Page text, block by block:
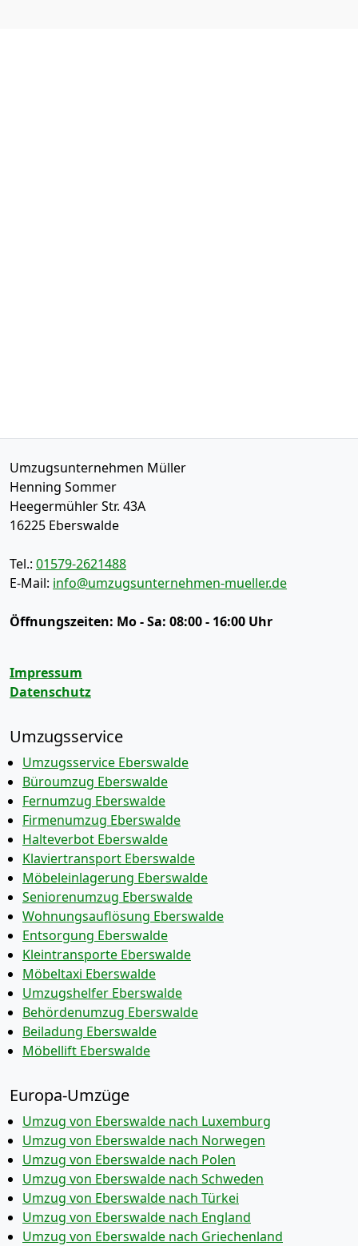
Umzugsunternehmen Müller
Henning Sommer
Heegermühler Str. 43A
16225 Eberswalde
Tel.: 01579-2621488
E-Mail: info@umzugsunternehmen-mueller.de
Öffnungszeiten: Mo - Sa: 08:00 - 16:00 Uhr
Impressum
Datenschutz
Umzugsservice
Umzugsservice Eberswalde
Büroumzug Eberswalde
Fernumzug Eberswalde
Firmenumzug Eberswalde
Halteverbot Eberswalde
Klaviertransport Eberswalde
Möbeleinlagerung Eberswalde
Seniorenumzug Eberswalde
Wohnungsauflösung Eberswalde
Entsorgung Eberswalde
Kleintransporte Eberswalde
Möbeltaxi Eberswalde
Umzugshelfer Eberswalde
Behördenumzug Eberswalde
Beiladung Eberswalde
Möbellift Eberswalde
Europa-Umzüge
Umzug von Eberswalde nach Luxemburg
Umzug von Eberswalde nach Norwegen
Umzug von Eberswalde nach Polen
Umzug von Eberswalde nach Schweden
Umzug von Eberswalde nach Türkei
Umzug von Eberswalde nach England
Umzug von Eberswalde nach Griechenland